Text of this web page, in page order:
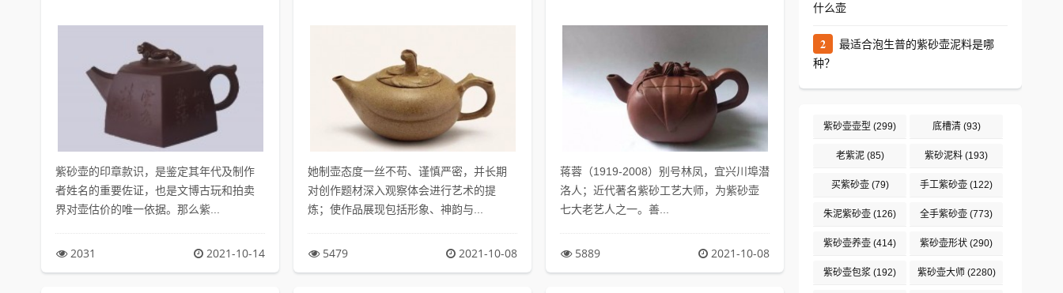
紫砂壶的印章款识，是鉴定其年代及制作
者姓名的重要佐证，也是文博古玩和拍卖
界对壶估价的唯一依据。那么紫...
2031 2021-10-14
她制壶态度一丝不苟、谨慎严密，并长期
对创作题材深入观察体会进行艺术的提
炼；使作品展现包括形象、神韵与...
5479 2021-10-08
蒋蓉（1919-2008）别号林凤，宜兴川埠潜
洛人；近代著名紫砂工艺大师，为紫砂壶
七大老艺人之一。善...
5889 2021-10-08
什么壶
2
最适合泡生普的紫砂壶泥料是哪
种？
紫砂壶壶型 (299) 底槽清(93)
老紫泥(85) 紫砂泥料 (193)
买紫砂壶(79) 手工紫砂壶 (122)
朱泥紫砂壶 (126) 全手紫砂壶 (773)
紫砂壶养壶 (414) 紫砂壶形状 (290)
紫砂壶包浆 (192) 紫砂壶大师 (2280)